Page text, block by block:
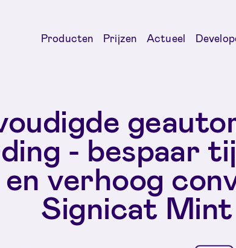
Producten Prijzen Actueel
- bespaar
verhoog
Signicat Mint